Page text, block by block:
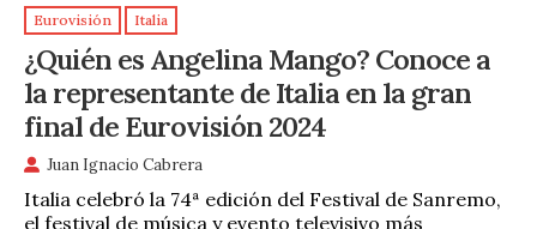
Eurovisión Italia
¿Quién es Angelina Mango? Conoce a
la representante de Italia en la gran
final de Eurovisión 2024
Juan Ignacio Cabrera
Italia celebró la 74ª edición del Festival de Sanremo,
el festival de música y evento televisivo más